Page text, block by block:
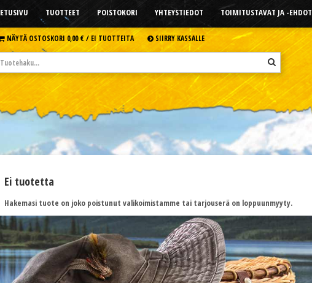
ETUSIVU TUOTTEET POISTOKORI YHTEYSTIEDOT TOIMITUSTAVAT JA -EHDOT
NÄYTÄ OSTOSKORI 0,00 € /EI TUOTTEITA SIIRRY KASSALLE
Ei tuotetta
Hakemasi tuote on joko poistunut valikoimistamme tai tarjouserä on loppuunmyyty.